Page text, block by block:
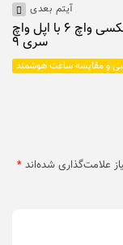
آیتم بعدی
مقایسه گلکسی واچ ۶ با اپل واچ
سری ۹
و مقایسه ساعت هوشمند
علامت‌گذاری شده‌اند *